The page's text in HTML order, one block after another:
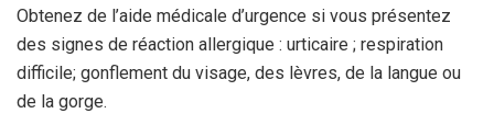
Obtenez de l’aide médicale d’urgence si vous présentez
des signes de réaction allergique : urticaire ; respiration
difficile; gonflement du visage, des lèvres, de la langue ou
de la gorge.